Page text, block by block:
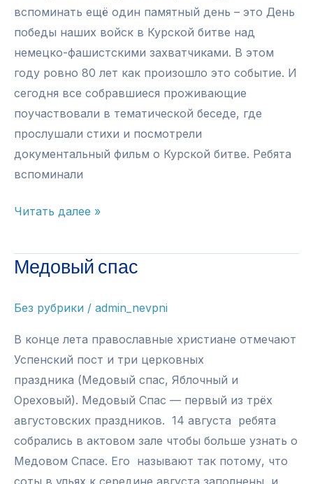
вспоминать ещё один памятный день – это День
победы наших войск в Курской битве над
немецко-фашистскими захватчиками. В этом
году ровно 80 лет как произошло это событие. И
сегодня все собравшиеся проживающие
поучаствовали в тематической беседе, где
прослушали стихи и посмотрели
документальный фильм о Курской битве. Ребята
вспоминали
Огненная
дуга
Читать далее »
Медовый спас
Без рубрики / admin_nevpni
В конце лета православные христиане отмечают
Успенский пост и три церковных
праздника (Медовый спас, Яблочный и
Ореховый). Медовый Спас — первый из трёх
августовских праздников. 14 августа ребята
собрались в актовом зале чтобы больше узнать о
Медовом Спасе. Его называют так потому, что